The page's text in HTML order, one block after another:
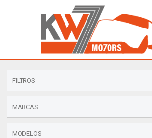
FILTROS
MARCAS
MODELOS